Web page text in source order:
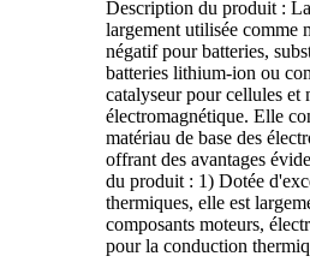
Description du produit :
largement utilisée comme
négatif pour batteries,
batteries lithium-ion ou
catalyseur pour cellules et
électromagnétique. Elle
matériau de base des
offrant des avantages
du produit : 1) Dotée
thermiques, elle est
composants moteurs,
pour la conduction